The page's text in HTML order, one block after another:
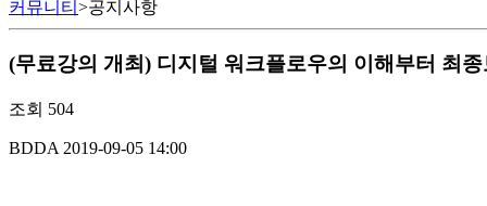
커뮤니티 >공지사항
(무료강의 개최) 디지털 워크플로우의 이해부터 최
조회 504
BDDA 2019-09-05 14:00